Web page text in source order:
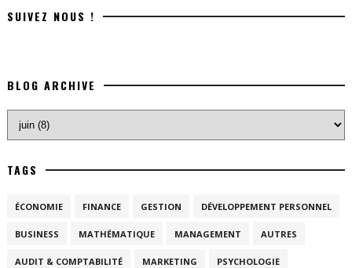
SUIVEZ NOUS !
BLOG ARCHIVE
TAGS
ÉCONOMIE FINANCE GESTION DÉVELOPPEMENT PERSONNEL
BUSINESS MATHÉMATIQUE MANAGEMENT AUTRES
AUDIT & COMPTABILITÉ MARKETING PSYCHOLOGIE